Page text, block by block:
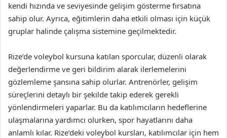
kendi hızında ve seviyesinde gelişim gösterme fırsatına
sahip olur. Ayrıca, eğitimlerin daha etkili olması için küçük
gruplar halinde çalışma sistemine geçilmektedir.
Rize’de voleybol kursuna katılan sporcular, düzenli olarak
değerlendirme ve geri bildirim alarak ilerlemelerini
gözlemleme şansına sahip olurlar. Antrenörler, gelişim
süreçlerini detaylı bir şekilde takip ederek gerekli
yönlendirmeleri yaparlar. Bu da katılımcıların hedeflerine
ulaşmalarına yardımcı olurken, spor hayatlarını daha
anlamlı kılar. Rize’deki voleybol kursları, katılımcılar için hem